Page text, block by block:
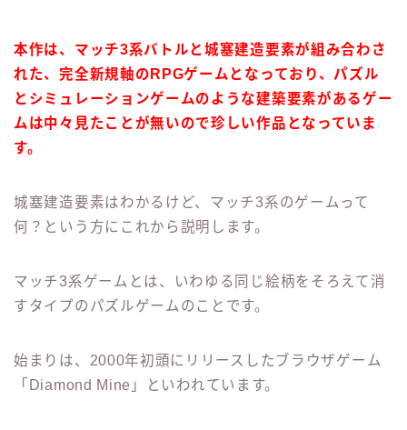
本作は、マッチ3系バトルと城塞建造要素が組み合わさ
れた、完全新規軸のRPGゲームとなっており、パズル
とシミュレーションゲームのような建築要素があるゲー
ムは中々見たことが無いので珍しい作品となっていま
す。
城塞建造要素はわかるけど、マッチ3系のゲームって
何？という方にこれから説明します。
マッチ3系ゲームとは、いわゆる同じ絵柄をそろえて消
すタイプのパズルゲームのことです。
始まりは、2000年初頭にリリースしたブラウザゲーム
「Diamond Mine」といわれています。